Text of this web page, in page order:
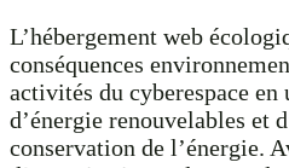
L’hébergement web
conséquences
activités du cyberespace en
d’énergie renouvelables et
conservation de l’énergie.